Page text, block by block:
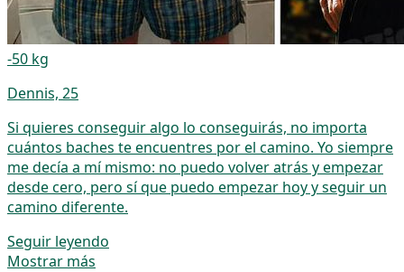
-50 kg
Dennis, 25
Si quieres conseguir algo lo conseguirás, no importa
cuántos baches te encuentres por el camino. Yo siempre
me decía a mí mismo: no puedo volver atrás y empezar
desde cero, pero sí que puedo empezar hoy y seguir un
camino diferente.
Seguir leyendo
Mostrar más